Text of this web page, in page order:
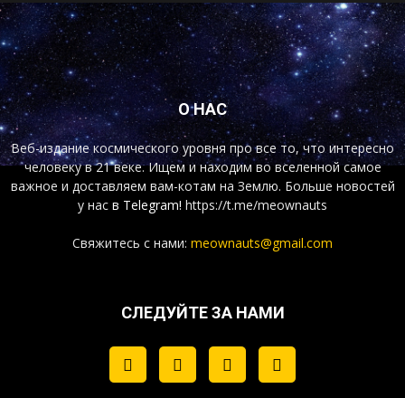
О НАС
Веб-издание космического уровня про все то, что интересно
человеку в 21 веке. Ищем и находим во вселенной самое
важное и доставляем вам-котам на Землю. Больше новостей
у нас в Telegram! https://t.me/meownauts
Свяжитесь с нами: meownauts@gmail.com
СЛЕДУЙТЕ ЗА НАМИ